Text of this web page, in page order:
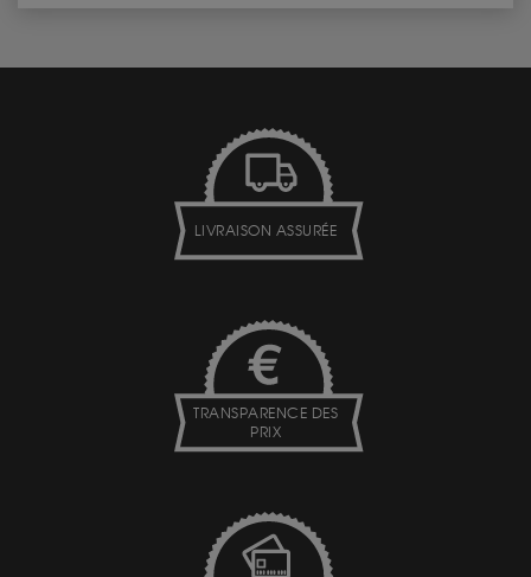
LIVRAISON ASSURÉE
TRANSPARENCE DES
PRIX